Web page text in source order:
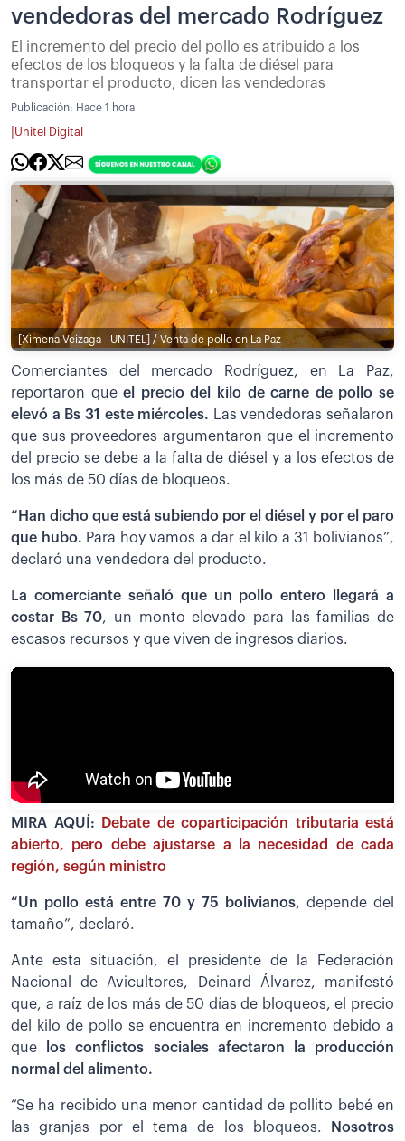
vendedoras del mercado Rodríguez
El incremento del precio del pollo es atribuido a los
efectos de los bloqueos y la falta de diésel para
transportar el producto, dicen las vendedoras
Publicación: Hace 1 hora
Unitel Digital
[Ximena Veizaga - UNITEL] / Venta de pollo en La Paz
Comerciantes del mercado Rodríguez, en La Paz,
reportaron queel precio del kilo de carne de pollo se
elevó a Bs 31 este miércoles. Las vendedoras señalaron
que sus proveedores argumentaron que el incremento
del precio se debe a la falta de diésel y a los efectos de
los más de 50 días de bloqueos.
“Han dicho que está subiendo por el diésel y por el paro
que hubo. Para hoy vamos a dar el kilo a 31 bolivianos”,
declaró una vendedora del producto.
La comerciante señaló que un pollo entero llegará a
costar Bs 70, un monto elevado para las familias de
escasos recursos y que viven de ingresos diarios.
MIRA AQUÍ:
Debate de coparticipación tributaria está
abierto, pero debe ajustarse a la necesidad de cada
región, según ministro
“Un pollo está entre 70 y 75 bolivianos, depende del
tamaño”, declaró.
Ante esta situación, el presidente de la Federación
Nacional de Avicultores, Deinard Álvarez, manifestó
que, a raíz de los más de 50 días de bloqueos, el precio
del kilo de pollo se encuentra en incremento debido a
que
los conflictos sociales afectaron la producción
normal del alimento.
“Se ha recibido una menor cantidad de pollito bebé en
las granjas por el tema de los bloqueos.
Nosotros